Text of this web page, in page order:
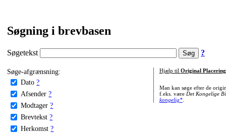
Søgning i brevbasen
Søgetekst ?
Søge-afgrænsning:
Dato ?
Afsender ?
Modtager ?
Brevtekst ?
Herkomst ?
Hjælp til Original Placering
Man kan søge efter de
f.eks. være Det Kongelige
kongelig*.